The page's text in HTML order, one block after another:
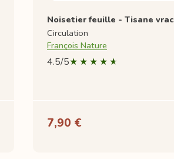
Noisetier feuille - Tisane vrac
Circulation
François Nature
4.5/5
7,90 €